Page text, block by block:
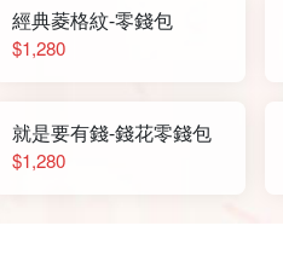
經典菱格紋-零錢包
$1,280
就是要有錢-錢花零錢包
$1,280